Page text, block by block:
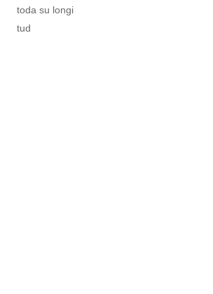
toda su longi
tud